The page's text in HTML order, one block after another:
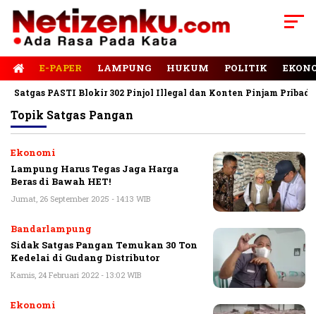
E-PAPER LAMPUNG HUKUM POLITIK
Satgas PASTI Blokir 302 Pinjol Illegal dan Konten Pinjam Pribadi
Topik Satgas Pangan
Ekonomi
Lampung Harus Tegas Jaga Harga
Beras di Bawah HET!
Jumat, 26 September 2025 - 14:13 WIB
Bandarlampung
Sidak Satgas Pangan Temukan 30 Ton
Kedelai di Gudang Distributor
Kamis, 24 Februari 2022 - 13:02 WIB
Ekonomi